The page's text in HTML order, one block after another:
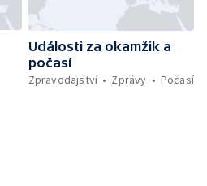
Události za okamžik a
počasí
Zpravodajství
Zprávy Počasí